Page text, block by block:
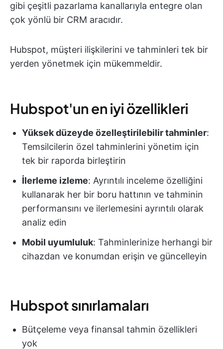
gibi çeşitli pazarlama kanallarıyla entegre olan
çok yönlü bir CRM aracıdır.
Hubspot, müşteri ilişkilerini ve tahminleri tek bir
yerden yönetmek için mükemmeldir.
Hubspot'un en iyi özellikleri
Yüksek düzeyde özelleştirilebilir tahminler:
Temsilcilerin özel tahminlerini yönetim için
tek bir raporda birleştirin
İlerleme izleme: Ayrıntılı inceleme özelliğini
kullanarak her bir boru hattının ve tahminin
performansını ve ilerlemesini ayrıntılı olarak
analiz edin
Mobil uyumluluk: Tahminlerinize herhangi bir
cihazdan ve konumdan erişin ve güncelleyin
Hubspot sınırlamaları
Bütçeleme veya finansal tahmin özellikleri
yok